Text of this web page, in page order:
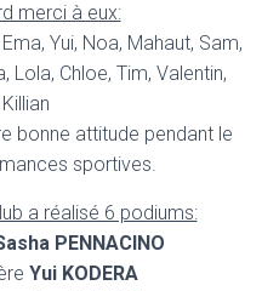
merci à eux:
Yui, Noa, Mahaut, Sam,
Lola, Chloe, Tim, Valentin,
bonne attitude pendant le
sportives.
a réalisé 6 podiums:
PENNACINO
Yui KODERA